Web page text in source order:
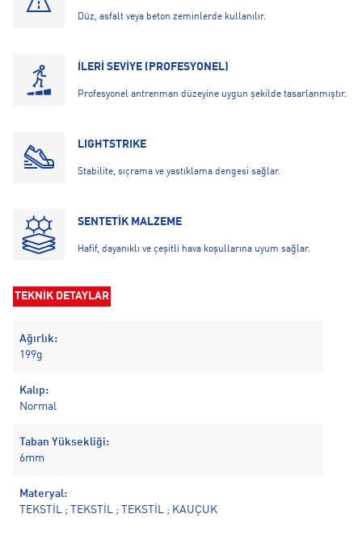
Düz, asfalt veya beton zeminlerde kullanılır.
İLERİ SEVİYE (PROFESYONEL)
Profesyonel antrenman düzeyine uygun şekilde tasarlanmıştır.
LIGHTSTRIKE
Stabilite, sıçrama ve yastıklama dengesi sağlar.
SENTETİK MALZEME
Hafif, dayanıklı ve çeşitli hava koşullarına uyum sağlar.
TEKNİK DETAYLAR
Ağırlık:
199g
Kalıp:
Normal
Taban Yüksekliği:
6mm
Materyal:
TEKSTİL ; TEKSTİL ; TEKSTİL ; KAUÇUK